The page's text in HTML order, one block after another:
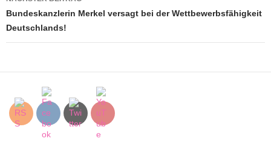
Bundeskanzlerin Merkel versagt bei der Wettbewerbsfähigkeit
Deutschlands!